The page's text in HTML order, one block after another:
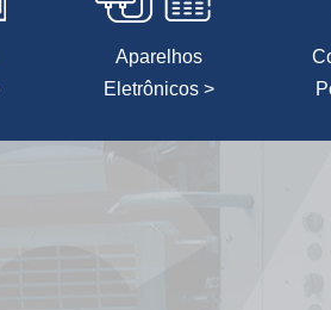
Aparelhos
Eletrônicos >